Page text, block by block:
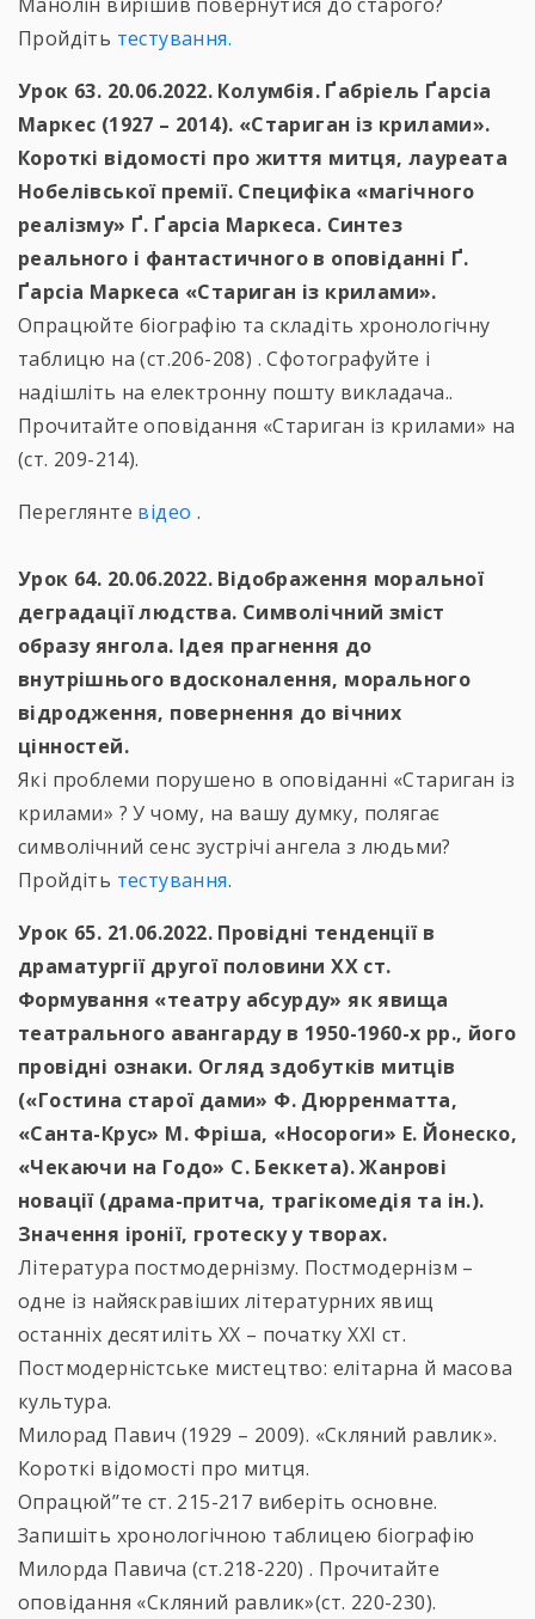
Пройдіть тестування.
Урок 63. 20.06.2022. Колумбія. Ґабріель Ґарсіа
Маркес (1927 – 2014). «Стариган із крилами».
Короткі відомості про життя митця, лауреата
Нобелівської премії. Специфіка «магічного
реалізму» Ґ. Ґарсіа Маркеса. Синтез
реального і фантастичного в оповіданні Ґ.
Ґарсіа Маркеса «Стариган із крилами».
Опрацюйте біографію та складіть хронологічну
таблицю на (ст.206-208) . Сфотографуйте і
надішліть на електронну пошту викладача..
Прочитайте оповідання «Стариган із крилами» на
(ст. 209-214).
Переглянте відео .
Урок 64. 20.06.2022. Відображення моральної
деградації людства. Символічний зміст
образу янгола. Ідея прагнення до
внутрішнього вдосконалення, морального
відродження, повернення до вічних
цінностей.
Які проблеми порушено в оповіданні «Стариган із
крилами» ? У чому, на вашу думку, полягає
символічний сенс зустрічі ангела з людьми?
Пройдіть тестування.
Урок 65. 21.06.2022. Провідні тенденції в
драматургії другої половини ХХ ст.
Формування «театру абсурду» як явища
театрального авангарду в 1950-1960-х рр., його
провідні ознаки. Огляд здобутків митців
(«Гостина старої дами» Ф. Дюрренматта,
«Санта-Крус» М. Фріша, «Носороги» Е. Йонеско,
«Чекаючи на Годо» С. Беккета). Жанрові
новації (драма-притча, трагікомедія та ін.).
Значення іронії, гротеcку у творах.
Література постмодернізму. Постмодернізм –
одне із найяскравіших літературних явищ
останніх десятиліть ХХ – початку ХХІ ст.
Постмодерністське мистецтво: елітарна й масова
культура.
Милорад Павич (1929 – 2009). «Скляний равлик».
Короткі відомості про митця.
Опрацюй’’те ст. 215-217 виберіть основне.
Запишіть хронологічною таблицею біографію
Милорда Павича (ст.218-220) . Прочитайте
оповідання «Скляний равлик»(ст. 220-230).